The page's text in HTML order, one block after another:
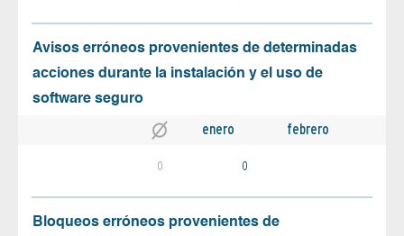
Avisos erróneos provenientes de determinadas
acciones durante la instalación y el uso de
software seguro
enero febrero
0 0
Bloqueos erróneos provenientes de